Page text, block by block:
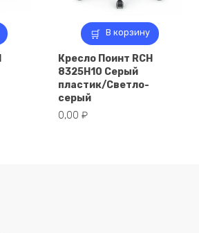
В корзину
Кресло Поинт RCH
8325H10 Серый
пластик/Светло-
серый
0,00 ₽